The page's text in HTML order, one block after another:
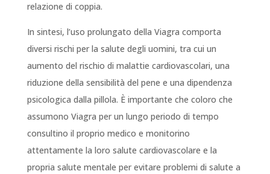
relazione di coppia.
In sintesi, l’uso prolungato della Viagra comporta
diversi rischi per la salute degli uomini, tra cui un
aumento del rischio di malattie cardiovascolari, una
riduzione della sensibilità del pene e una dipendenza
psicologica dalla pillola. È importante che coloro che
assumono Viagra per un lungo periodo di tempo
consultino il proprio medico e monitorino
attentamente la loro salute cardiovascolare e la
propria salute mentale per evitare problemi di salute a